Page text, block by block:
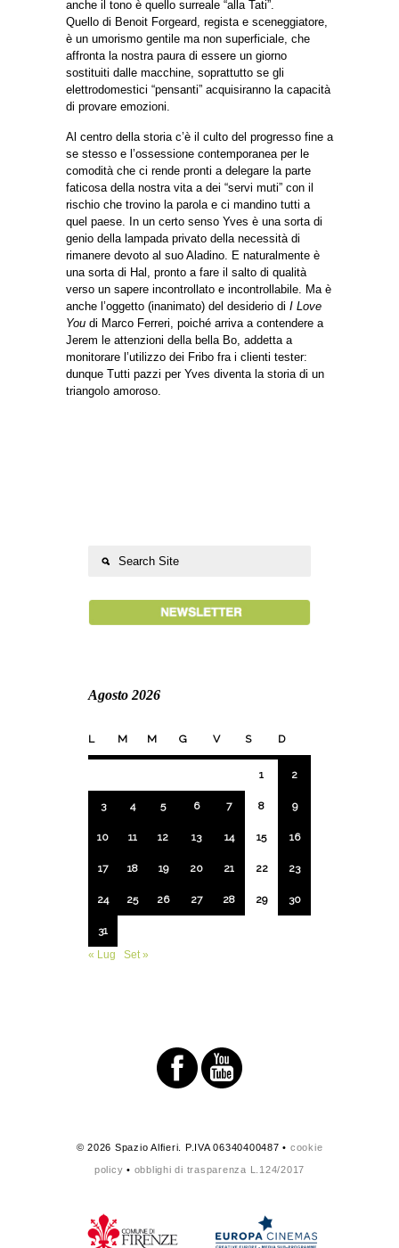
anche il tono è quello surreale “alla Tati”.
Quello di Benoit Forgeard, regista e sceneggiatore,
è un umorismo gentile ma non superficiale, che
affronta la nostra paura di essere un giorno
sostituiti dalle macchine, soprattutto se gli
elettrodomestici “pensanti” acquisiranno la capacità
di provare emozioni.
Al centro della storia c’è il culto del progresso fine a
se stesso e l’ossessione contemporanea per le
comodità che ci rende pronti a delegare la parte
faticosa della nostra vita a dei “servi muti” con il
rischio che trovino la parola e ci mandino tutti a
quel paese. In un certo senso Yves è una sorta di
genio della lampada privato della necessità di
rimanere devoto al suo Aladino. E naturalmente è
una sorta di Hal, pronto a fare il salto di qualità
verso un sapere incontrollato e incontrollabile. Ma è
anche l’oggetto (inanimato) del desiderio di I Love
You di Marco Ferreri, poiché arriva a contendere a
Jerem le attenzioni della bella Bo, addetta a
monitorare l’utilizzo dei Fribo fra i clienti tester:
dunque Tutti pazzi per Yves diventa la storia di un
triangolo amoroso.
Agosto 2026
L M M G V S D
1 2
3 4 5 6 7 8 9
10 11 12 13 14 15 16
17 18 19 20 21 22 23
24 25 26 27 28 29 30
31
« Lug
Set »
© 2026 Spazio Alfieri. P.IVA 06340400487 • cookie
policy • obblighi di trasparenza L.124/2017